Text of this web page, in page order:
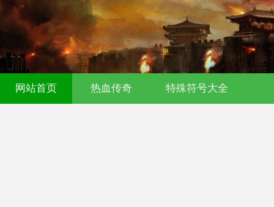
网站首页 热血传奇 特殊符号大全